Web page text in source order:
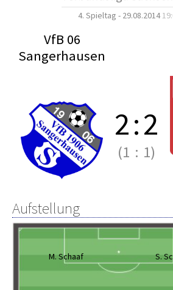
4. Spieltag - 29.08.2014
VfB 06
Sangerhausen
2:2
(1 : 1)
Aufstellung
M. Schaaf S.